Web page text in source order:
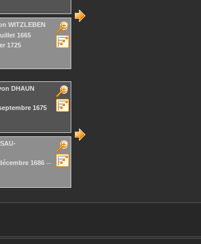
WITZLEBEN
1665
1725
DHAUN
1675
1686